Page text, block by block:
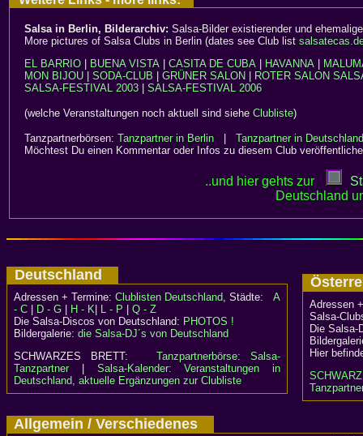
Salsa in Berlin, Bilderarchiv: Salsa-Bilder existierender und
More pictures of Salsa Clubs in Berlin (dates see Club list
EL BARRIO
BUENA VISTA CASITA DE CUBA HAVANNA
MON BIJOU
SODA-CLUB GRÜNER SALON ROTER SALON
SALSA-FESTIVAL 2003
SALSA-FESTIVAL 2006
(welche Veranstaltungen noch aktuell sind siehe Clubliste)
Tanzpartnerbörsen: Tanzpartner in Berlin
Tanzpartner in Deutschland
Möchtest Du einen Kommentar oder Infos zu diesem Club
..und hier gehts zur
Deutschland
Deutschland
Adressen + Termine: Clublisten Deutschland, Städte: A
- C
D - G H - K L - P
Q - Z
Die Salsa-Discos von Deutschland: PHOTOS !
Bildergalerie: die Salsa-DJ´s von Deutschland
SCHWARZES BRETT:Tanzpartnerbörse: Salsa-
Tanzpartner| Salsa-Kalender: Veranstaltungen in
Deutschland, aktuelle Ergänzungen zur Clubliste
Adressen
Salsa-
Die
Hier
Allgemein / Verschiedenes